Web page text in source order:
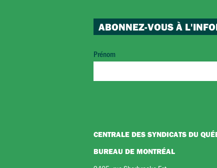
ABONNEZ-VOUS À
Prénom
CENTRALE DES SYNDICATS DU
BUREAU DE MONTRÉAL